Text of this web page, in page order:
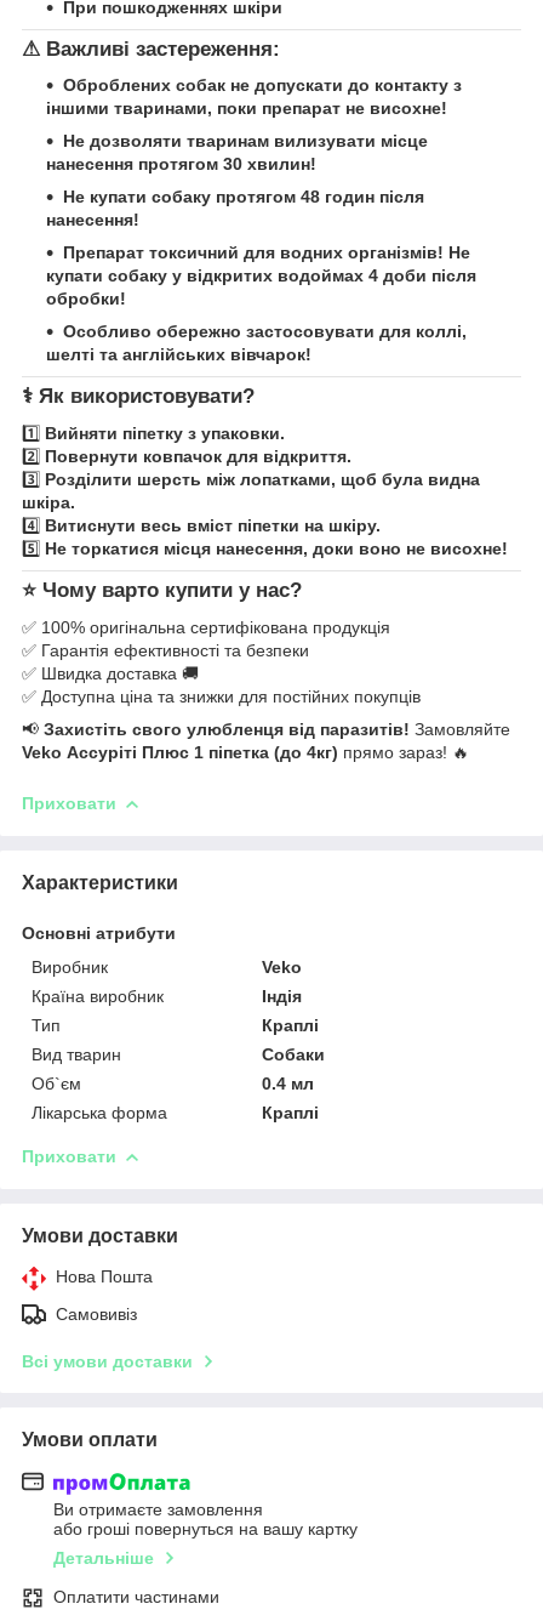
При пошкодженнях шкіри
⚠ Важливі застереження:
Оброблених собак не допускати до контакту з
іншими тваринами, поки препарат не висохне!
Не дозволяти тваринам вилизувати місце
нанесення протягом 30 хвилин!
Не купати собаку протягом 48 годин після
нанесення!
Препарат токсичний для водних організмів! Не
купати собаку у відкритих водоймах 4 доби після
обробки!
Особливо обережно застосовувати для коллі,
шелті та англійських вівчарок!
⚕ Як використовувати?
1️⃣ Вийняти піпетку з упаковки.
2️⃣ Повернути ковпачок для відкриття.
3️⃣ Розділити шерсть між лопатками, щоб була видна
шкіра.
4️⃣ Витиснути весь вміст піпетки на шкіру.
5️⃣ Не торкатися місця нанесення, доки воно не висохне!
⭐ Чому варто купити у нас?
✅ 100% оригінальна сертифікована продукція
✅ Гарантія ефективності та безпеки
✅ Швидка доставка 🚚
✅ Доступна ціна та знижки для постійних покупців
📢 Захистіть свого улюбленця від паразитів! Замовляйте
Veko Ассуріті Плюс 1 піпетка (до 4кг) прямо зараз! 🔥
Приховати
Характеристики
Основні атрибути
Виробник
Veko
Країна виробник
Індія
Тип
Краплі
Вид тварин
Собаки
Об`єм
0.4 мл
Лікарська форма
Краплі
Приховати
Умови доставки
Нова Пошта
Самовивіз
Всі умови доставки
Умови оплати
Ви отримаєте замовлення
або гроші повернуться на вашу картку
Детальніше
Оплатити частинами